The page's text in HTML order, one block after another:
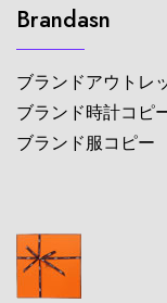
Brandasn
ブランドアウトレ
ブランド時計コピ
ブランド服コピー